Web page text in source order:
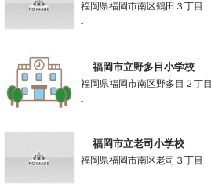
福岡県福岡市南区鶴田３丁目
-
福岡市立野多目小学校
福岡県福岡市南区野多目２丁目
-
福岡市立老司小学校
福岡県福岡市南区老司３丁目
-